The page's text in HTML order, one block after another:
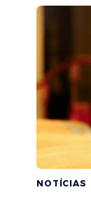
NOTÍCIAS